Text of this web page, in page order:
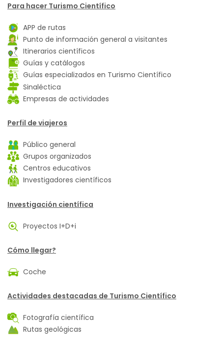
Para hacer Turismo Científico
APP de rutas
Punto de información general a visitantes
Itinerarios científicos
Guías y catálogos
Guías especializados en Turismo Científico
Sinaléctica
Empresas de actividades
Perfil de viajeros
Público general
Grupos organizados
Centros educativos
Investigadores científicos
Investigación científica
Proyectos I+D+i
Cómo llegar?
Coche
Actividades destacadas de Turismo Científico
Fotografía científica
Rutas geológicas